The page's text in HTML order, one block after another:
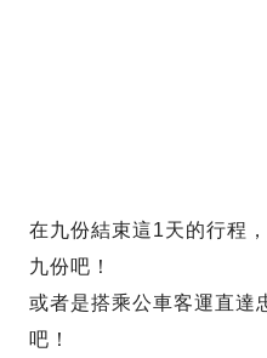
在九份結束這1天的行程
九份吧！
或者是搭乘公車客運直達
吧！